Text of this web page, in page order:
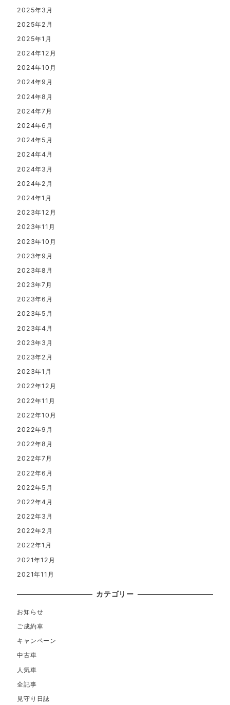
2025年3月
2025年2月
2025年1月
2024年12月
2024年10月
2024年9月
2024年8月
2024年7月
2024年6月
2024年5月
2024年4月
2024年3月
2024年2月
2024年1月
2023年12月
2023年11月
2023年10月
2023年9月
2023年8月
2023年7月
2023年6月
2023年5月
2023年4月
2023年3月
2023年2月
2023年1月
2022年12月
2022年11月
2022年10月
2022年9月
2022年8月
2022年7月
2022年6月
2022年5月
2022年4月
2022年3月
2022年2月
2022年1月
2021年12月
2021年11月
カテゴリー
お知らせ
ご成約車
キャンペーン
中古車
人気車
全記事
見守り日誌